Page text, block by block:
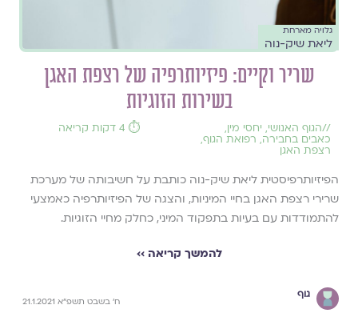
גלויה מארחת
ליאת שיק-נוה
שריר וקיים: פיזיותרפיה של רצפת האגן
בשירות הזוגיות
//הגוף האנושי, יחסי מין,
כאבים בחבירה, רפואת הגוף,
רצפת האגן
⏱️ 4 דקות קריאה
הפיזיותרפיסטית ליאת שיק-נוה כותבת על חשיבותה של מערכת
שרירי רצפת האגן בחיי המיניות, והצגה של הפיזיותרפיה כאמצעי
להתמודדות עם בעיות בתפקוד המיני, כחלק מחיי הזוגיות.
להמשך קריאה ››
גוף
ח' בשבט תשפ"א 21.1.2021